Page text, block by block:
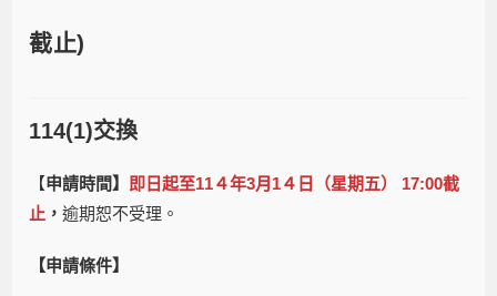
截止)
114(1)交換
【申請時間】
即日起至11４年3月1４日（星期五） 17:00截
止 ，逾期恕不受理。
【申請條件】